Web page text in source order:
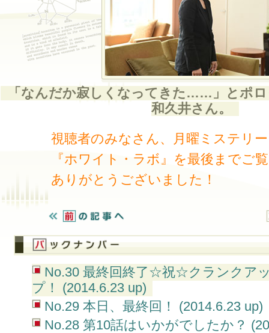
「なんだか寂しくなってきた……」とポ
和久井さん。
視聴者のみなさん、月曜ミステリ
『ホワイト・ラボ』を最後までご
ありがとうございました！
No.30 最終回終了☆祝☆クランクア
プ！ (2014.6.23 up)
No.29 本日、最終回！ (2014.6.23 up)
No.28 第10話はいかがでしたか？